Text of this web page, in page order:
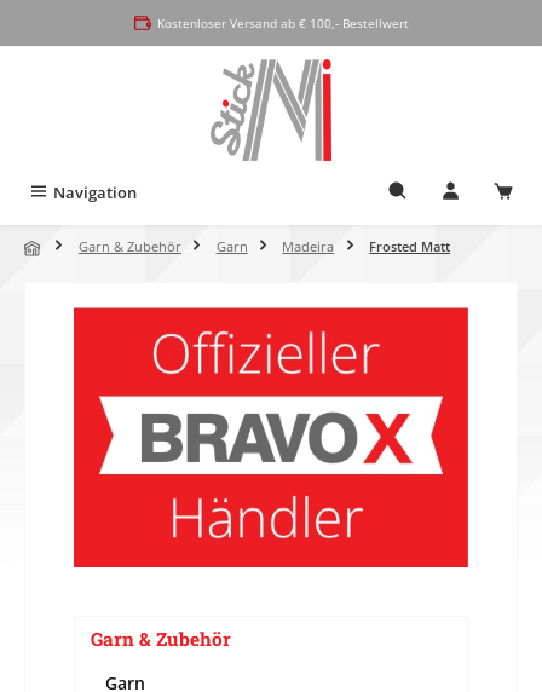
Kostenloser Versand ab € 100,- Bestellwert
Navigation
Garn & Zubehör Garn Madeira Frosted Matt
Garn & Zubehör
Garn